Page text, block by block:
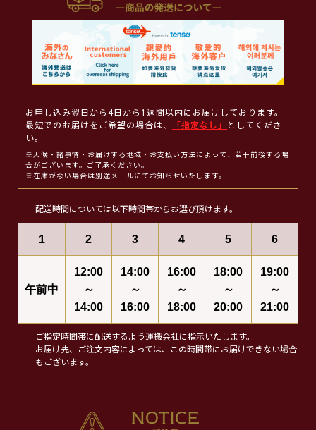
お申し込み翌日から4日から1週間以内にお届けしております。
最短でのお届けをご希望の場合は、
「指定なし」
としてくださ
い。
※天候・諸事情・お届けする地域・お支払い方法によって、若干前後する場
合がございます。ご了承ください。
※在庫がない場合は別途メールにてお知らせいたします。
配送時間については以下時間帯からお選び頂けます。
1 2 3 4 5 6
午前中
12:00
～
14:00
14:00
～
16:00
16:00
～
18:00
18:00
～
20:00
19:00
～
21:00
ご指定時間帯に配送するよう運搬会社に指示いたします。
お届け先、ご注文内容によっては、この時間帯にお届けできない場合
もございます。